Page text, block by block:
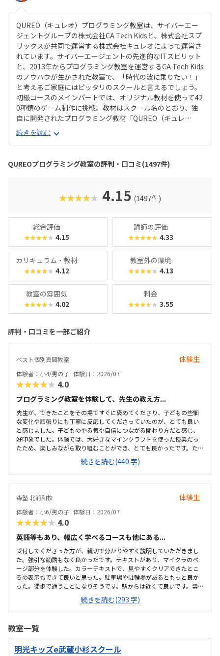
QUREO（キュレオ）プログラミング教室は、サイバーエー
ジェントグループの株式会社CA Tech Kidsと、株式会社スプ
リックスが共同で運営する株式会社キュレオによって運営さ
れています。サイバーエージェントの先進的なITスピリット
と、2013年からプログラミング教室を運営するCA Tech Kids
のノウハウが生かされた教室で、「時代の波に乗りたい！」
と考えるご家庭にはピッタリのスクールと言えるでしょう。
初級コースのメインパートでは、オリジナル教材を使って42
0種類のゲーム制作に挑戦。教材はスクール名のとおり、独
自に開発されたプログラミング教材「QUREO（キュレ
オ）」です。スマホゲームのような感覚でサクサク進められ
るのに、本格的な内容が学べるのが魅力。子どもにとっても
「やらされている感」がないので、楽しくゲームをクリアし
ていくようなペースでどんどん学習を進めていけます。教材
のデザイン性も高く、実際にスマホゲーム開発で使用されて
クに慣れている今の子どもでも、「安っぽい」「子どもっぽ
い」と思わず勉強に取り組めるでしょう。学習結果は通信簿
続きを読む
QUREOプログラミング教室の評判・口コミ(1497件)
★★★★★ 4.15 (1497件)
総合評価
★★★★★ 4.15
講師の評価
★★★★★ 4.33
カリキュラム・教材
★★★★★ 4.12
教室外の環境
★★★★★ 4.13
教室の雰囲気
★★★★★ 4.02
料金
★★★★★ 3.55
評判・口コミを一部ご紹介
ベスト個別真岡教室 体験生
体験者：小4/男の子 体験日：2026/07
★★★★★ 4.0
プログラミング教室を体験して、先生の教え方...
先生が、できたことをその場ですぐに褒めてくださり、子どもの些細
な変化や頑張りにも丁寧に反応してくださっていたのが、とても良い
と感じました。子どものやる気や自信につながる関わり方だと感じ、
好印象でした。体験では、大好きなマインクラフトを使った授業だっ
たため、楽しみながら取り組むことができ、とても良かったです。た
だ、今後もずっとマインクラフトを使った内容ではないと伺ったの
で、その後も興味を持って取り組めるかどうかは少し気になる点でし
た。教室は自宅から15分ほどの距離にあり、通いやすいと感じまし
た。また、駐車場もあるため、送り迎えもしやすく、安心して通わせ
ているわけではありませんが、壁などで視線が分散しにくい工夫がさ
れており、集中しやすい雰囲気だと感じました。月4回（1回50分）で
約12,000円という料金は、我が家にとってはや...
続きを読む(440 字)
森塾 北浦和校 体験生
体験者：小6/男の子 体験日：2026/07
★★★★★ 4.0
英語等もあり、幅広く学べるコースも他にある...
受付してくださった方が、親切で分かりやすく説明していただきまし
た。強引な勧誘もなく良かったです。テキストがあり、マイクラのペ
ージ部分を体験した。カラーテキストで、見やすくクリアできたとこ
ろの表示もできて良いと思った。駐車場や駐輪場があるともっと良か
った。徒歩で通うことになりそうです。駅からは近くて良いです。雰囲
気も良く、清潔感もあった。部屋が区切られていて、個人スペースも
確保されていて良かった。基本料金以外に、追加料金があまり無さそ
うで良かった。できれば、毎月1万以内で通いたいです。子供に熱心に
気持ちになれて良かった。
続きを読む(293 字)
教室一覧
明光キッズe武蔵小杉スクール